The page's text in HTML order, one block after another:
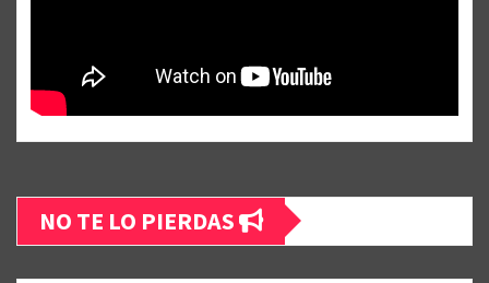
NO TE LO PIERDAS